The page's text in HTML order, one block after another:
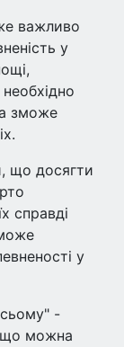
важливо
у
зможе
що досягти
справді
у
-
що можна